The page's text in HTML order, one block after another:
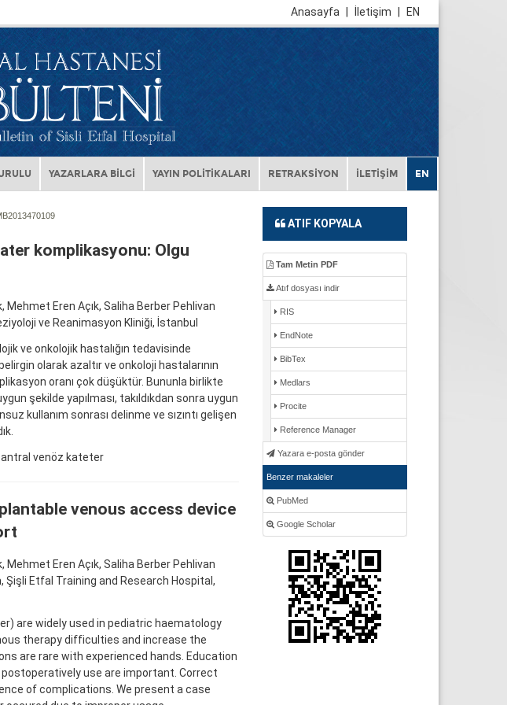
EN
İletişim
Anasayfa
YAZARLARA BİLGİ YAYIN POLİTİKALARI RETRAKSİYON İLETİŞİM EN
komplikasyonu: Olgu
Mehmet Eren Açık, Saliha Berber Pehlivan
ve Reanimasyon Kliniği, İstanbul
ve onkolojik hastalığın tedavisinde
olarak azaltır ve onkoloji hastalarının
oranı çok düşüktür. Bununla birlikte
şekilde yapılması, takıldıkdan sonra uygun
kullanım sonrası delinme ve sızıntı gelişen
venöz kateter
venous access device
Mehmet Eren Açık, Saliha Berber Pehlivan
Etfal Training and Research Hospital,
are widely used in pediatric haematology
therapy difficulties and increase the
are rare with experienced hands. Education
use are important. Correct
of complications. We present a case
ATIF KOPYALA
Tam Metin PDF
Atıf dosyası indir
RIS
EndNote
BibTex
Medlars
Procite
Reference Manager
Yazara e-posta gönder
Benzer makaleler
PubMed
Google Scholar